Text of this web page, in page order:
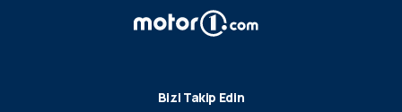
Bizi Takip Edin